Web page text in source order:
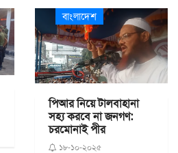
বাংলাদেশ
পিআর নিয়ে টালবাহানা
সহ্য করবে না জনগণ:
চরমোনাই পীর
১৮-১০-২০২৫